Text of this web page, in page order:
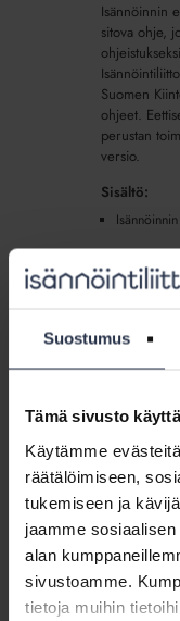
Suostumus
Tämä sivusto
Käytämme
räätälöimiseen,
tukemiseen ja
jaamme
alan
sivustoamme.
tietoja muihin
Isännöinnin
sitova ohje,
Suomen
ohjeet.
perustan
versio.
Sisältö:
Isännöinnin
ohjeet_8-
(lisäpalvelu)
sitova ohje,
Suomen
ohjeet.
perustan
Sisältö: